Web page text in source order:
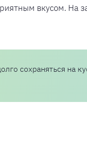
вкусом. На
сохраняться на